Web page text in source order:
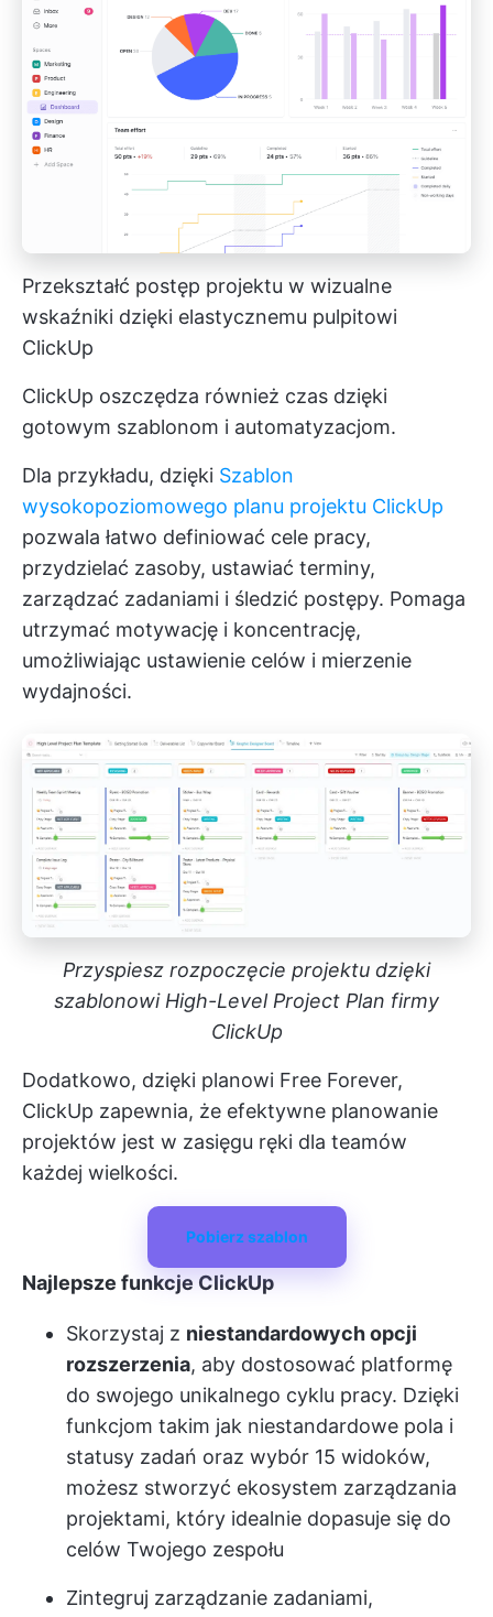
Przekształć postęp projektu w wizualne
wskaźniki dzięki elastycznemu pulpitowi
ClickUp
ClickUp oszczędza również czas dzięki
gotowym szablonom i automatyzacjom.
Dla przykładu, dzięki Szablon
wysokopoziomowego planu projektu ClickUp
pozwala łatwo definiować cele pracy,
przydzielać zasoby, ustawiać terminy,
zarządzać zadaniami i śledzić postępy. Pomaga
utrzymać motywację i koncentrację,
umożliwiając ustawienie celów i mierzenie
wydajności.
Przyspiesz rozpoczęcie projektu dzięki
szablonowi High-Level Project Plan firmy
ClickUp
Dodatkowo, dzięki planowi Free Forever,
ClickUp zapewnia, że efektywne planowanie
projektów jest w zasięgu ręki dla teamów
każdej wielkości.
Pobierz szablon
Najlepsze funkcje ClickUp
Skorzystaj z niestandardowych opcji
rozszerzenia, aby dostosować platformę
do swojego unikalnego cyklu pracy. Dzięki
funkcjom takim jak niestandardowe pola i
statusy zadań oraz wybór 15 widoków,
możesz stworzyć ekosystem zarządzania
projektami, który idealnie dopasuje się do
celów Twojego zespołu
Zintegruj zarządzanie zadaniami,